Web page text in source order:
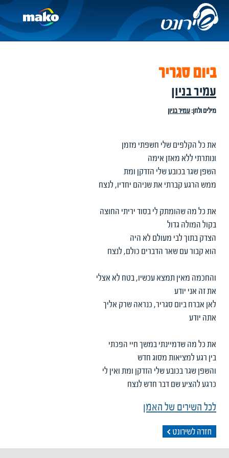
ביום סגריר
עמיר בניון
מילים ולחן:עמיר בניון
את כל הקלפים שלי חשפתי מזמן
ונותרתי ללא מאזן אימה
השפן שגר בכובע שלי הזדקן ומת
ממש הרגע קברתי את שניהם יחדיו, לנצח
את כל מה שהומתק לי בסוד יריתי החוצה
בקול המולה גדול
הצדק בתוך לבי מעולם לא היה
הוא קבור עם שאר הדברים כולם, לנצח
והחכמה מאין תמצא עכשיו, בטח לא אצלי
את זה אני יודע
לאן אברח ביום סגריר, כנראה שרק אליך
אתה יודע
את כל מה שדמיינתי במשך חיי הפכתי
בין רגע למציאות מסוג חדש
והשפן שגר בכובע שלי הזדקן ומת ואין לי
כרגע להציע שם דבר חדש לנצח
לכל השירים של האמן